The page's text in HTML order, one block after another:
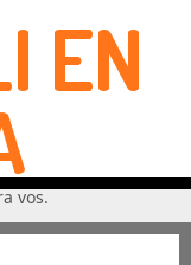
EN
vos.